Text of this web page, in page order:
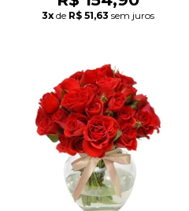
3x de R$ 51,63 sem juros